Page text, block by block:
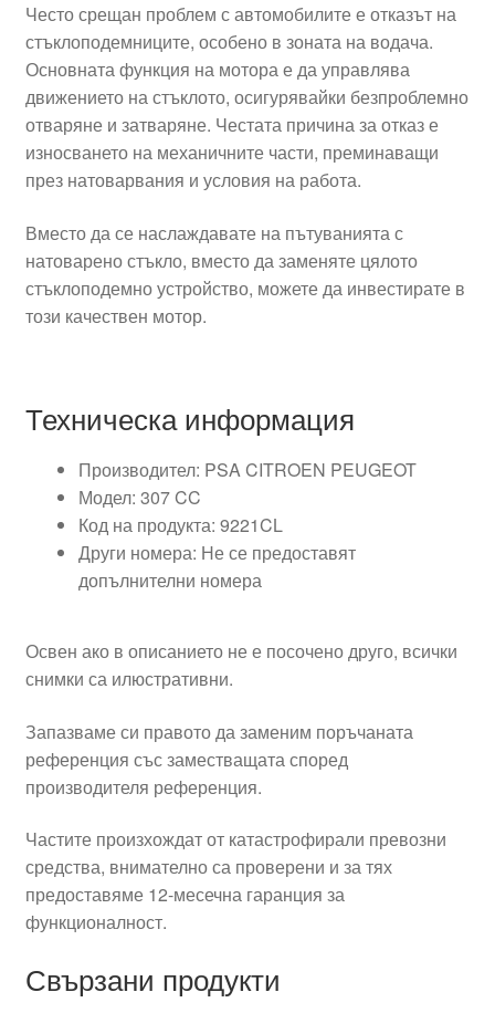
Често срещан проблем с автомобилите е отказът на
стъклоподемниците, особено в зоната на водача.
Основната функция на мотора е да управлява
движението на стъклото, осигурявайки безпроблемно
отваряне и затваряне. Честата причина за отказ е
износването на механичните части, преминаващи
през натоварвания и условия на работа.
Вместо да се наслаждавате на пътуванията с
натоварено стъкло, вместо да заменяте цялото
стъклоподемно устройство, можете да инвестирате в
този качествен мотор.
Техническа информация
Производител: PSA CITROEN PEUGEOT
Модел: 307 CC
Код на продукта: 9221CL
Други номера: Не се предоставят
допълнителни номера
Освен ако в описанието не е посочено друго, всички
снимки са илюстративни.
Запазваме си правото да заменим поръчаната
референция със заместващата според
производителя референция.
Частите произхождат от катастрофирали превозни
средства, внимателно са проверени и за тях
предоставяме 12-месечна гаранция за
функционалност.
Свързани продукти